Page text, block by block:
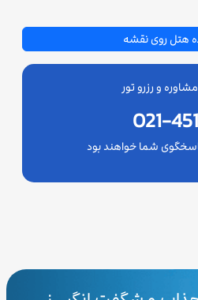
هتل روی نقشه
و رزرو تور
021-
شما خواهند بود